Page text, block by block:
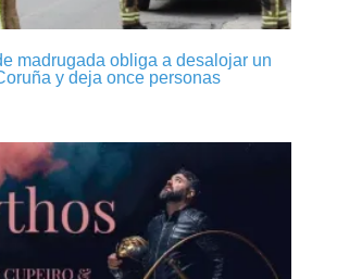
madrugada obliga a desalojar un
y deja once personas